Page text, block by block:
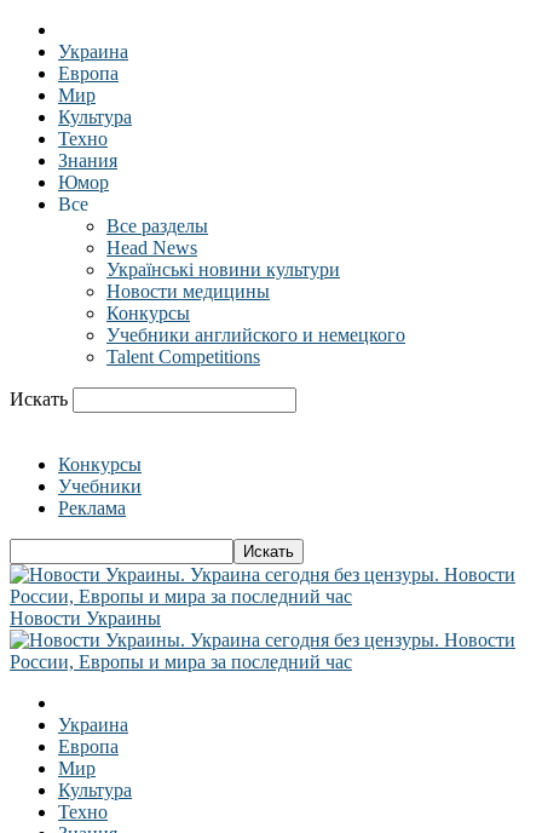
Украина
Европа
Мир
Культура
Техно
Знания
Юмор
Все
Все разделы
Head News
Українські новини культури
Новости медицины
Конкурсы
Учебники английского и немецкого
Talent Competitions
Искать
Конкурсы
Учебники
Реклама
Новости Украины
Украина
Европа
Мир
Культура
Техно